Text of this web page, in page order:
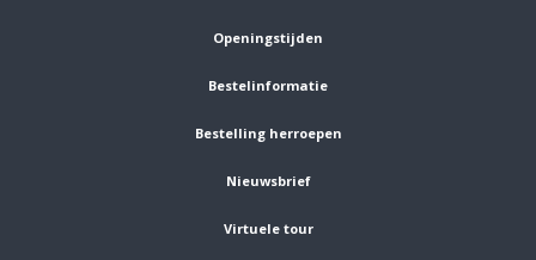
Openingstijden
Bestelinformatie
Bestelling herroepen
Nieuwsbrief
Virtuele tour